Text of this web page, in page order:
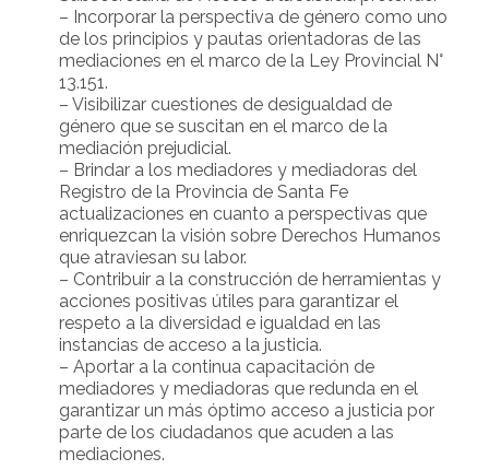
– Incorporar la perspectiva de género como uno
de los principios y pautas orientadoras de las
mediaciones en el marco de la Ley Provincial N°
13.151.
– Visibilizar cuestiones de desigualdad de
género que se suscitan en el marco de la
mediación prejudicial.
– Brindar a los mediadores y mediadoras del
Registro de la Provincia de Santa Fe
actualizaciones en cuanto a perspectivas que
enriquezcan la visión sobre Derechos Humanos
que atraviesan su labor.
– Contribuir a la construcción de herramientas y
acciones positivas útiles para garantizar el
respeto a la diversidad e igualdad en las
instancias de acceso a la justicia.
– Aportar a la continua capacitación de
mediadores y mediadoras que redunda en el
garantizar un más óptimo acceso a justicia por
parte de los ciudadanos que acuden a las
mediaciones.